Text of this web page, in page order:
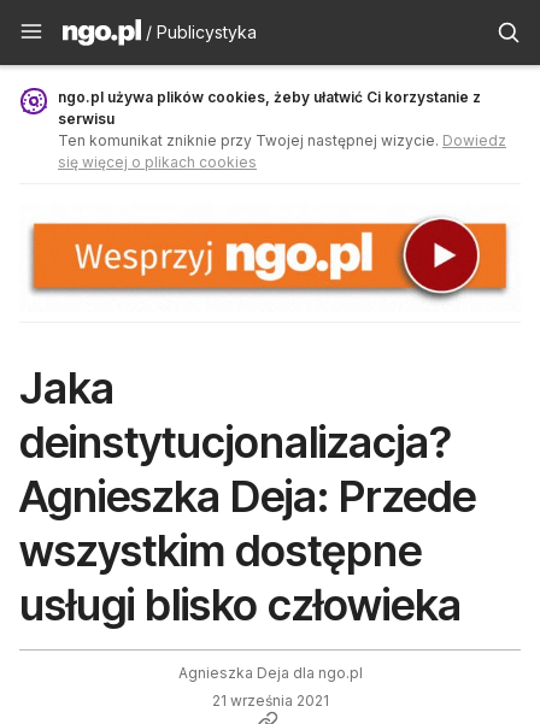
Publicystyka - ngo.pl
/ Publicystyka
ngo.pl używa plików cookies, żeby ułatwić Ci korzystanie z
serwisu
Ten komunikat zniknie przy Twojej następnej wizycie. Dowiedz
się więcej o plikach cookies
Jaka
deinstytucjonalizacja?
Agnieszka Deja: Przede
wszystkim dostępne
usługi blisko człowieka
Agnieszka Deja dla ngo.pl
21 września 2021